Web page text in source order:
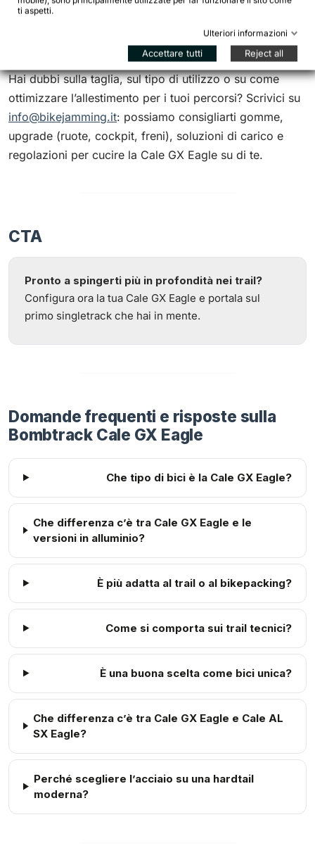
caricare borse per un weekend fuori porta, senza
rinunciare al controllo in discesa e alla comodità sulle
Hai dubbi sulla taglia, sul tipo di utilizzo o su come
ottimizzare l’allestimento per i tuoi percorsi? Scrivici su
info@bikejamming.it: possiamo consigliarti gomme,
upgrade (ruote, cockpit, freni), soluzioni di carico e
regolazioni per cucire la Cale GX Eagle su di te.
CTA
Pronto a spingerti più in profondità nei trail?
Configura ora la tua Cale GX Eagle e portala sul
primo singletrack che hai in mente.
Domande frequenti e risposte sulla
Bombtrack Cale GX Eagle
Che tipo di bici è la Cale GX Eagle?
Che differenza c’è tra Cale GX Eagle e le
versioni in alluminio?
È più adatta al trail o al bikepacking?
Come si comporta sui trail tecnici?
È una buona scelta come bici unica?
Che differenza c’è tra Cale GX Eagle e Cale AL
SX Eagle?
Perché scegliere l’acciaio su una hardtail
moderna?
ti aspetti.
Ulteriori informazioni
Accettare tutti Reject all